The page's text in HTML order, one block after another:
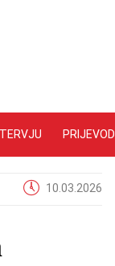
PRIJEVODI
10.03.2026